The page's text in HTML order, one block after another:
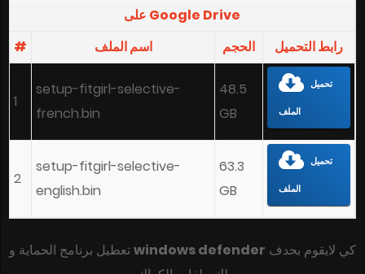
على Google Drive
#
اسم الملف الحجم رابط التحميل
1
setup-fitgirl-selective-
french.bin
48.5
GB
تحميل
الملف
2
setup-fitgirl-selective-
english.bin
63.3
GB
تحميل
الملف
windows defender